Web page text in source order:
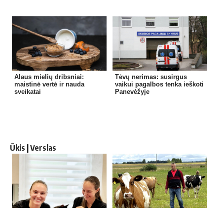
Alaus mielių dribsniai:
maistinė vertė ir nauda
sveikatai
Tėvų nerimas: susirgus
vaikui pagalbos tenka ieškoti
Panevėžyje
Ūkis | Verslas